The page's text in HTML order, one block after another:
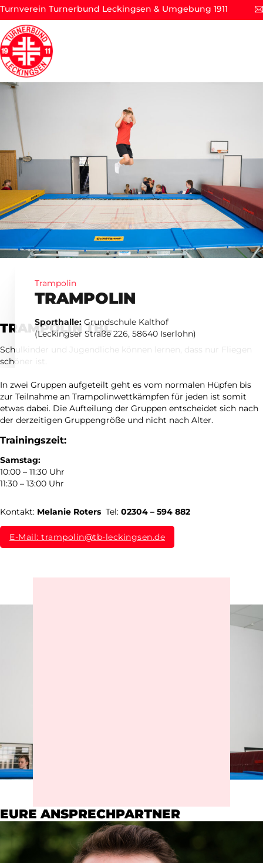
Turnverein Turnerbund Leckingsen & Umgebung 1911
TRAMPOLIN
Sporthalle: Grundschule Kalthof
(Leckingser Straße 226, 58640 Iserlohn)
Trampolin
TRAMPOLIN TBL
Schulkinder und Jugendliche können lernen, dass nur Fliegen
schöner ist.
In zwei Gruppen aufgeteilt geht es vom normalen Hüpfen bis
zur Teilnahme an Trampolinwettkämpfen für jeden ist somit
etwas dabei. Die Aufteilung der Gruppen entscheidet sich nach
der derzeitigen Gruppengröße und nicht nach Alter.
Trainingszeit:
Samstag:
10:00 – 11:30 Uhr
11:30 – 13:00 Uhr
Kontakt: Melanie Roters Tel: 02304 – 594 882
E-Mail: trampolin@tb-leckingsen.de
EURE ANSPRECHPARTNER